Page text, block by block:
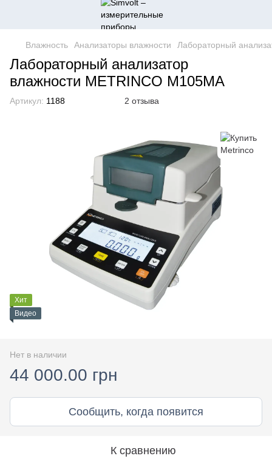
Влажность Анализаторы влажности Лабораторный
Лабораторный анализатор
влажности METRINCO M105MA
Артикул: 1188 2 отзыва
Хит
Видео
Нет в наличии
44 000.00 грн
Сообщить, когда появится
К сравнению